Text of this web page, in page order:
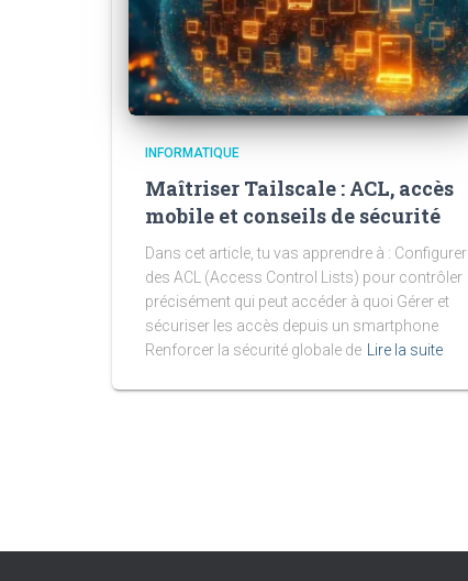
INFORMATIQUE
Maîtriser Tailscale : ACL, accès
mobile et conseils de sécurité
Dans cet article, tu vas apprendre à : Configurer
des ACL (Access Control Lists) pour contrôler
précisément qui peut accéder à quoi Gérer et
sécuriser les accès depuis un smartphone
Renforcer la sécurité globale de
Lire la suite